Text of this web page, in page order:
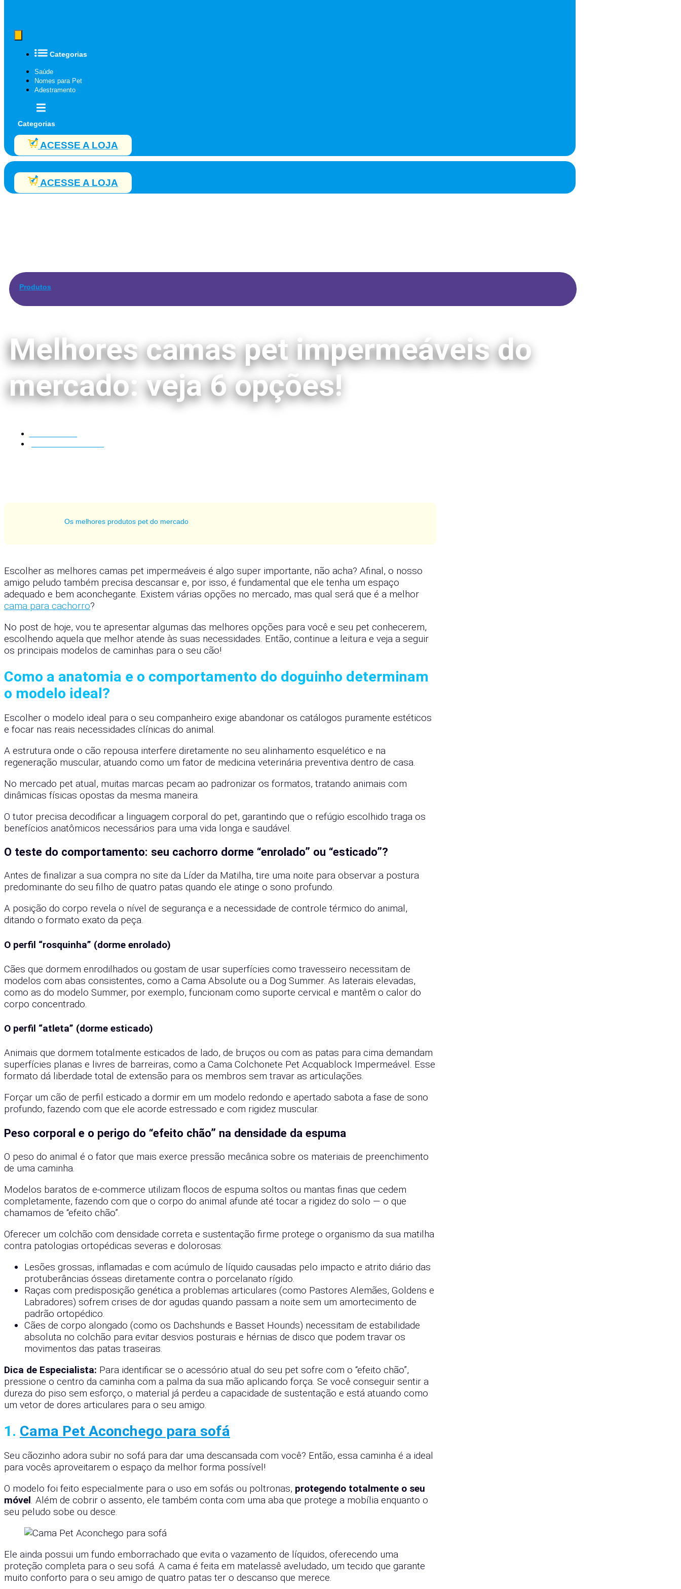
Categorias
Saúde
Nomes para Pet
Adestramento
Categorias
ACESSE A LOJA
ACESSE A LOJA
Produtos
Melhores camas pet impermeáveis do
mercado: veja 6 opções!
Os melhores produtos pet do mercado
Escolher as melhores camas pet impermeáveis é algo super importante, não acha? Afinal, o nosso
amigo peludo também precisa descansar e, por isso, é fundamental que ele tenha um espaço
adequado e bem aconchegante. Existem várias opções no mercado, mas qual será que é a melhor
cama para cachorro?
No post de hoje, vou te apresentar algumas das melhores opções para você e seu pet conhecerem,
escolhendo aquela que melhor atende às suas necessidades. Então, continue a leitura e veja a seguir
os principais modelos de caminhas para o seu cão!
Como a anatomia e o comportamento do doguinho determinam
o modelo ideal?
Escolher o modelo ideal para o seu companheiro exige abandonar os catálogos puramente estéticos
e focar nas reais necessidades clínicas do animal.
A estrutura onde o cão repousa interfere diretamente no seu alinhamento esquelético e na
regeneração muscular, atuando como um fator de medicina veterinária preventiva dentro de casa.
No mercado pet atual, muitas marcas pecam ao padronizar os formatos, tratando animais com
dinâmicas físicas opostas da mesma maneira.
O tutor precisa decodificar a linguagem corporal do pet, garantindo que o refúgio escolhido traga os
benefícios anatômicos necessários para uma vida longa e saudável.
O teste do comportamento: seu cachorro dorme “enrolado” ou “esticado”?
Antes de finalizar a sua compra no site da Líder da Matilha, tire uma noite para observar a postura
predominante do seu filho de quatro patas quando ele atinge o sono profundo.
A posição do corpo revela o nível de segurança e a necessidade de controle térmico do animal,
ditando o formato exato da peça.
O perfil “rosquinha” (dorme enrolado)
Cães que dormem enrodilhados ou gostam de usar superfícies como travesseiro necessitam de
modelos com abas consistentes, como a Cama Absolute ou a Dog Summer. As laterais elevadas,
como as do modelo Summer, por exemplo, funcionam como suporte cervical e mantêm o calor do
corpo concentrado.
O perfil “atleta” (dorme esticado)
Animais que dormem totalmente esticados de lado, de bruços ou com as patas para cima demandam
superfícies planas e livres de barreiras, como a Cama Colchonete Pet Acquablock Impermeável. Esse
formato dá liberdade total de extensão para os membros sem travar as articulações.
Forçar um cão de perfil esticado a dormir em um modelo redondo e apertado sabota a fase de sono
profundo, fazendo com que ele acorde estressado e com rigidez muscular.
Peso corporal e o perigo do “efeito chão” na densidade da espuma
O peso do animal é o fator que mais exerce pressão mecânica sobre os materiais de preenchimento
de uma caminha.
Modelos baratos de e-commerce utilizam flocos de espuma soltos ou mantas finas que cedem
completamente, fazendo com que o corpo do animal afunde até tocar a rigidez do solo — o que
chamamos de “efeito chão”.
Oferecer um colchão com densidade correta e sustentação firme protege o organismo da sua matilha
contra patologias ortopédicas severas e dolorosas:
Lesões grossas, inflamadas e com acúmulo de líquido causadas pelo impacto e atrito diário das
protuberâncias ósseas diretamente contra o porcelanato rígido.
Raças com predisposição genética a problemas articulares (como Pastores Alemães, Goldens e
Labradores) sofrem crises de dor agudas quando passam a noite sem um amortecimento de
padrão ortopédico.
Cães de corpo alongado (como os Dachshunds e Basset Hounds) necessitam de estabilidade
absoluta no colchão para evitar desvios posturais e hérnias de disco que podem travar os
movimentos das patas traseiras.
Dica de Especialista: Para identificar se o acessório atual do seu pet sofre com o “efeito chão”,
pressione o centro da caminha com a palma da sua mão aplicando força. Se você conseguir sentir a
dureza do piso sem esforço, o material já perdeu a capacidade de sustentação e está atuando como
um vetor de dores articulares para o seu amigo.
1. Cama Pet Aconchego para sofá
Seu cãozinho adora subir no sofá para dar uma descansada com você? Então, essa caminha é a ideal
para vocês aproveitarem o espaço da melhor forma possível!
O modelo foi feito especialmente para o uso em sofás ou poltronas, protegendo totalmente o seu
móvel . Além de cobrir o assento, ele também conta com uma aba que protege a mobília enquanto o
seu peludo sobe ou desce.
Ele ainda possui um fundo emborrachado que evita o vazamento de líquidos, oferecendo uma
proteção completa para o seu sofá. A cama é feita em matelassê aveludado, um tecido que garante
muito conforto para o seu amigo de quatro patas ter o descanso que merece.